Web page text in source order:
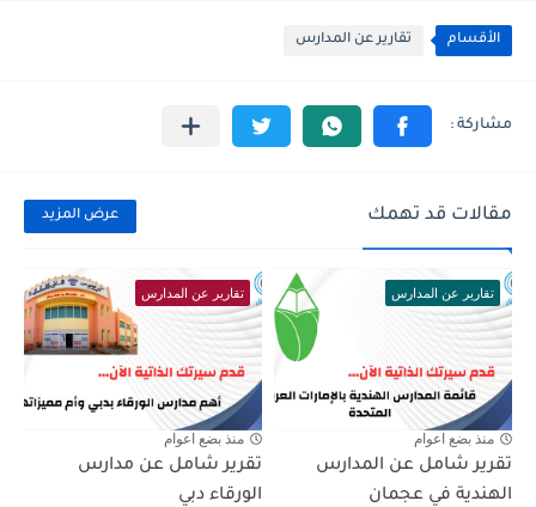
الأقسام تقارير عن المدارس
مقالات قد تهمك عرض المزيد
تقارير عن المدارس
منذ بضع اعوام
تقرير شامل عن المدارس
الهندية في عجمان
تقارير عن المدارس
منذ بضع اعوام
تقرير شامل عن مدارس
الورقاء دبي